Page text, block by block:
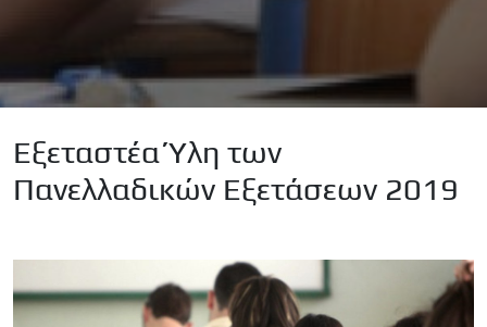
Εξεταστέα Ύλη των
Πανελλαδικών Εξετάσεων 2019